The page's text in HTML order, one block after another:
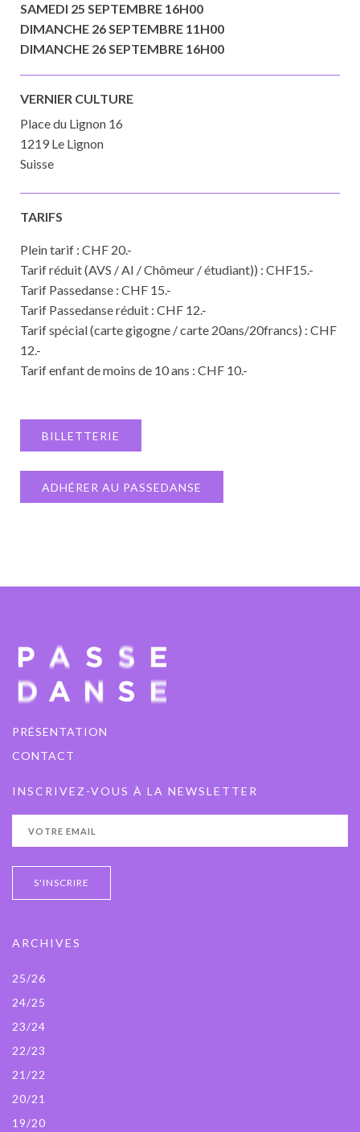
SAMEDI 25 SEPTEMBRE 16H00
DIMANCHE 26 SEPTEMBRE 11H00
DIMANCHE 26 SEPTEMBRE 16H00
VERNIER CULTURE
Place du Lignon 16
1219 Le Lignon
Suisse
TARIFS
Plein tarif : CHF 20.-
Tarif réduit (AVS / AI / Chômeur / étudiant)) : CHF15.-
Tarif Passedanse : CHF 15.-
Tarif Passedanse réduit : CHF 12.-
Tarif spécial (carte gigogne / carte 20ans/20francs) : CHF
12.-
Tarif enfant de moins de 10 ans : CHF 10.-
BILLETTERIE
ADHÉRER AU PASSEDANSE
PRÉSENTATION
CONTACT
INSCRIVEZ-VOUS À LA NEWSLETTER
ARCHIVES
25/26
24/25
23/24
22/23
21/22
20/21
19/20